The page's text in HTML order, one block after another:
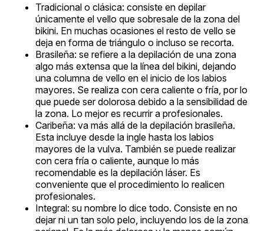
Tradicional o clásica: consiste en depilar
únicamente el vello que sobresale de la zona del
bikini. En muchas ocasiones el resto de vello se
deja en forma de triángulo o incluso se recorta.
Brasileña: se refiere a la depilación de una zona
algo más extensa que la línea del bikini, dejando
una columna de vello en el inicio de los labios
mayores. Se realiza con cera caliente o fría, por lo
que puede ser dolorosa debido a la sensibilidad de
la zona. Lo mejor es recurrir a profesionales.
Caribeña: va más allá de la depilación brasileña.
Esta incluye desde la ingle hasta los labios
mayores de la vulva. También se puede realizar
con cera fría o caliente, aunque lo más
recomendable es la depilación láser. Es
conveniente que el procedimiento lo realicen
profesionales.
Integral: su nombre lo dice todo. Consiste en no
dejar ni un tan solo pelo, incluyendo los de la zona